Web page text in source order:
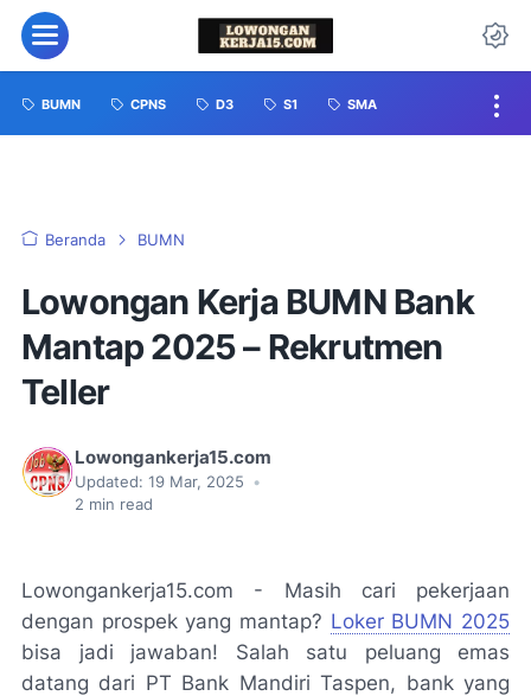
BUMN CPNS D3 S1 SMA
Beranda BUMN
Lowongan Kerja BUMN Bank
Mantap 2025 – Rekrutmen
Teller
Lowongankerja15.com
Updated: 19 Mar, 2025
•
2 min read
Lowongankerja15.com - Masih cari pekerjaan
dengan prospek yang mantap? Loker BUMN 2025
bisa jadi jawaban! Salah satu peluang emas
datang dari PT Bank Mandiri Taspen, bank yang